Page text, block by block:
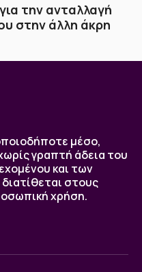
την ανταλλαγή
στην άλλη άκρη
μέσο,
γραπτή άδεια του
και των
στους
χρήση.